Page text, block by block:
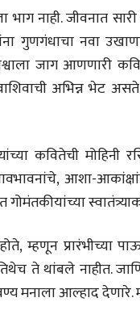
भाग नाही. जीवनात
गुणगंधाचा नवा
जाग आणणारी
अभिन्न भेट असते.
कवितेची मोहिनी
आशा-
गोमंतकीयांच्या
म्हणून प्रारंभीच्या
ते थांबले नाहीत.
मनाला आल्हाद देणारे.
31 Jul 2026
लेख
जम्मू-
दर्जा
ठरलेली
रामचंद्र गुहा
प्रश्नस्नेहलता
23 Jul
Will
Strike
Editor
20 Jul